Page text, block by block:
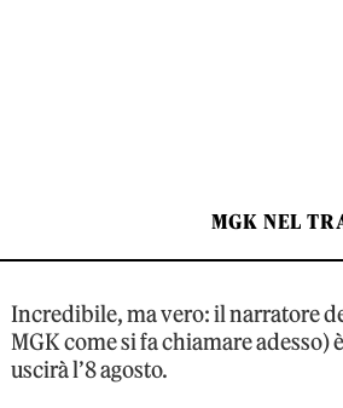
MGK NEL
Incredibile, ma vero: il narratore
MGK come si fa chiamare adesso)
uscirà l’8 agosto.